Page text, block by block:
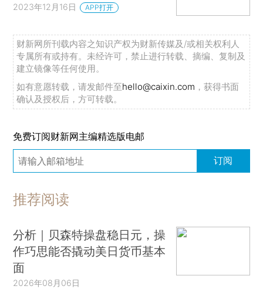
2023年12月16日 APP打开
财新网所刊载内容之知识产权为财新传媒及/或相关权利人
专属所有或持有。未经许可，禁止进行转载、摘编、复制及
建立镜像等任何使用。
如有意愿转载，请发邮件至hello@caixin.com ，获得书面
确认及授权后，方可转载。
免费订阅财新网主编精选版电邮
订阅
推荐阅读
分析｜贝森特操盘稳日元，操
作巧思能否撬动美日货币基本
面
2026年08月06日